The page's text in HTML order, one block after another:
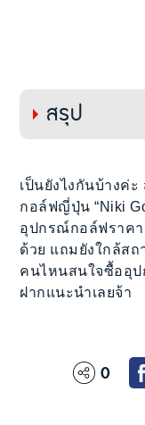
สรุป
เป็นยังไงกันบ้างค่
กอล์ฟญี่ปุ่น “Niki
อุปกรณ์กอล์ฟราค
ด้วย แถมยังใกล้สถ
คนไหนสนใจซื้ออุป
ฝากแนะนำเลยจ้า
0